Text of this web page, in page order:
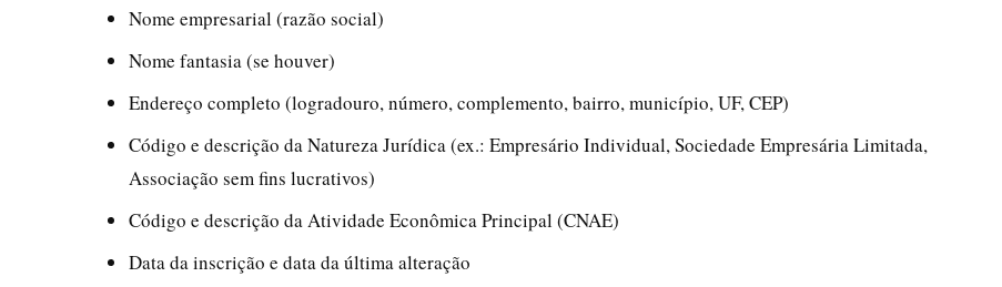
Nome empresarial (razão social)
Nome fantasia (se houver)
Endereço completo (logradouro, número, complemento, bairro, município, UF, CEP)
Código e descrição da Natureza Jurídica (ex.: Empresário Individual, Sociedade Empresária Limitada,
Associação sem fins lucrativos)
Código e descrição da Atividade Econômica Principal (CNAE)
Data da inscrição e data da última alteração